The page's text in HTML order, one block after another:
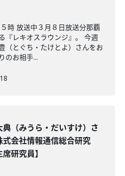
時 放送中３月８日放送分那覇
『レキオスラウンジ』。 今週
（とぐち・たけとよ）さんをお
のお相手...
典（みうら・だいすけ）さ
式会社情報通信総合研究
研究員】